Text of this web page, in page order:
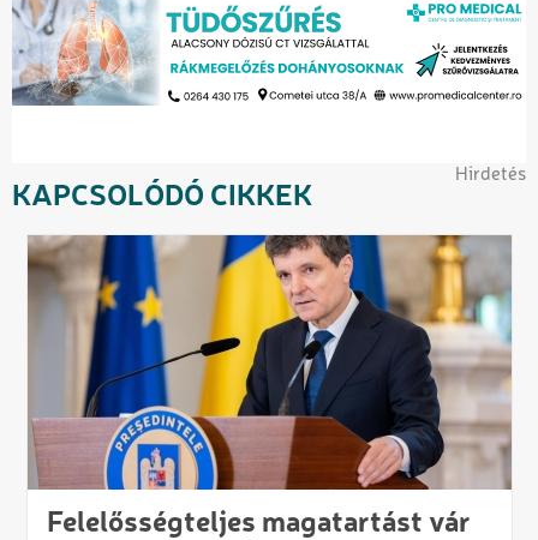
Hirdetés
KAPCSOLÓDÓ CIKKEK
Felelősségteljes magatartást vár